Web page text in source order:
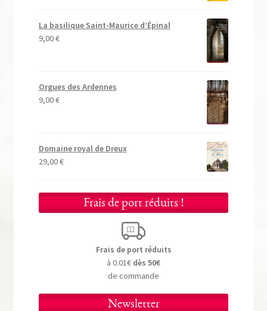
La basilique Saint-Maurice d’Épinal
9,00€
Orgues des Ardennes
9,00€
Domaine royal de Dreux
29,00€
Frais de port réduits !
Frais de port réduits
à 0.01€ dès 50€
de commande
Newsletter